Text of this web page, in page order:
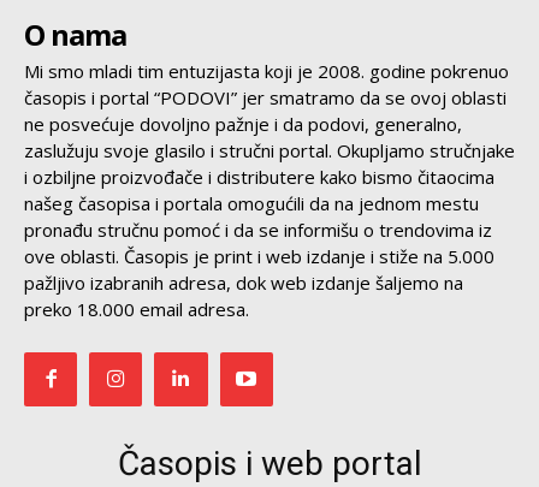
O nama
Mi smo mladi tim entuzijasta koji je 2008. godine pokrenuo
časopis i portal “PODOVI” jer smatramo da se ovoj oblasti
ne posvećuje dovoljno pažnje i da podovi, generalno,
zaslužuju svoje glasilo i stručni portal. Okupljamo stručnjake
i ozbiljne proizvođače i distributere kako bismo čitaocima
našeg časopisa i portala omogućili da na jednom mestu
pronađu stručnu pomoć i da se informišu o trendovima iz
ove oblasti. Časopis je print i web izdanje i stiže na 5.000
pažljivo izabranih adresa, dok web izdanje šaljemo na
preko 18.000 email adresa.
Časopis i web portal